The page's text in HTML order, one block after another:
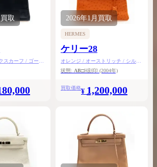
買取
スカーフ / ゴール
2026年1月買取
HERMES
ケリー28
オレンジ / オーストリッチ / シルバ
ー金具
状態: AB□H刻印 (2004年)
買取価格¥ 1,200,000